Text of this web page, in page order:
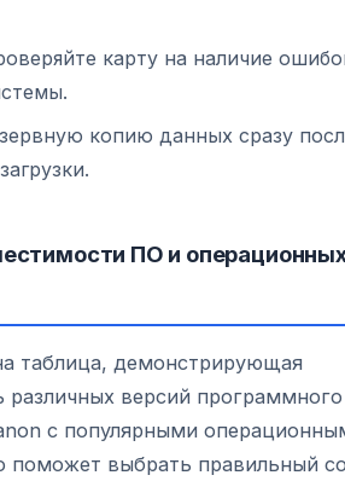
карту на наличие
копию данных сразу
ПО и
таблица, демонстрирующая
различных версий программного
с популярными
поможет выбрать правильный